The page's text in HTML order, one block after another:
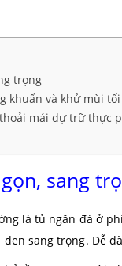
trọng
khuẩn và khử mùi
mái dự trữ thực
sang
là tủ ngăn đá ở
sang trọng. Dễ